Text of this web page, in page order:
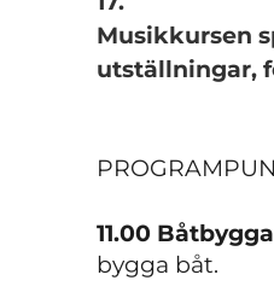
Musikkursen
utställningar,
11.00
bygga båt.